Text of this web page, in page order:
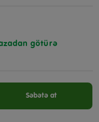
götürə
Səbətə at